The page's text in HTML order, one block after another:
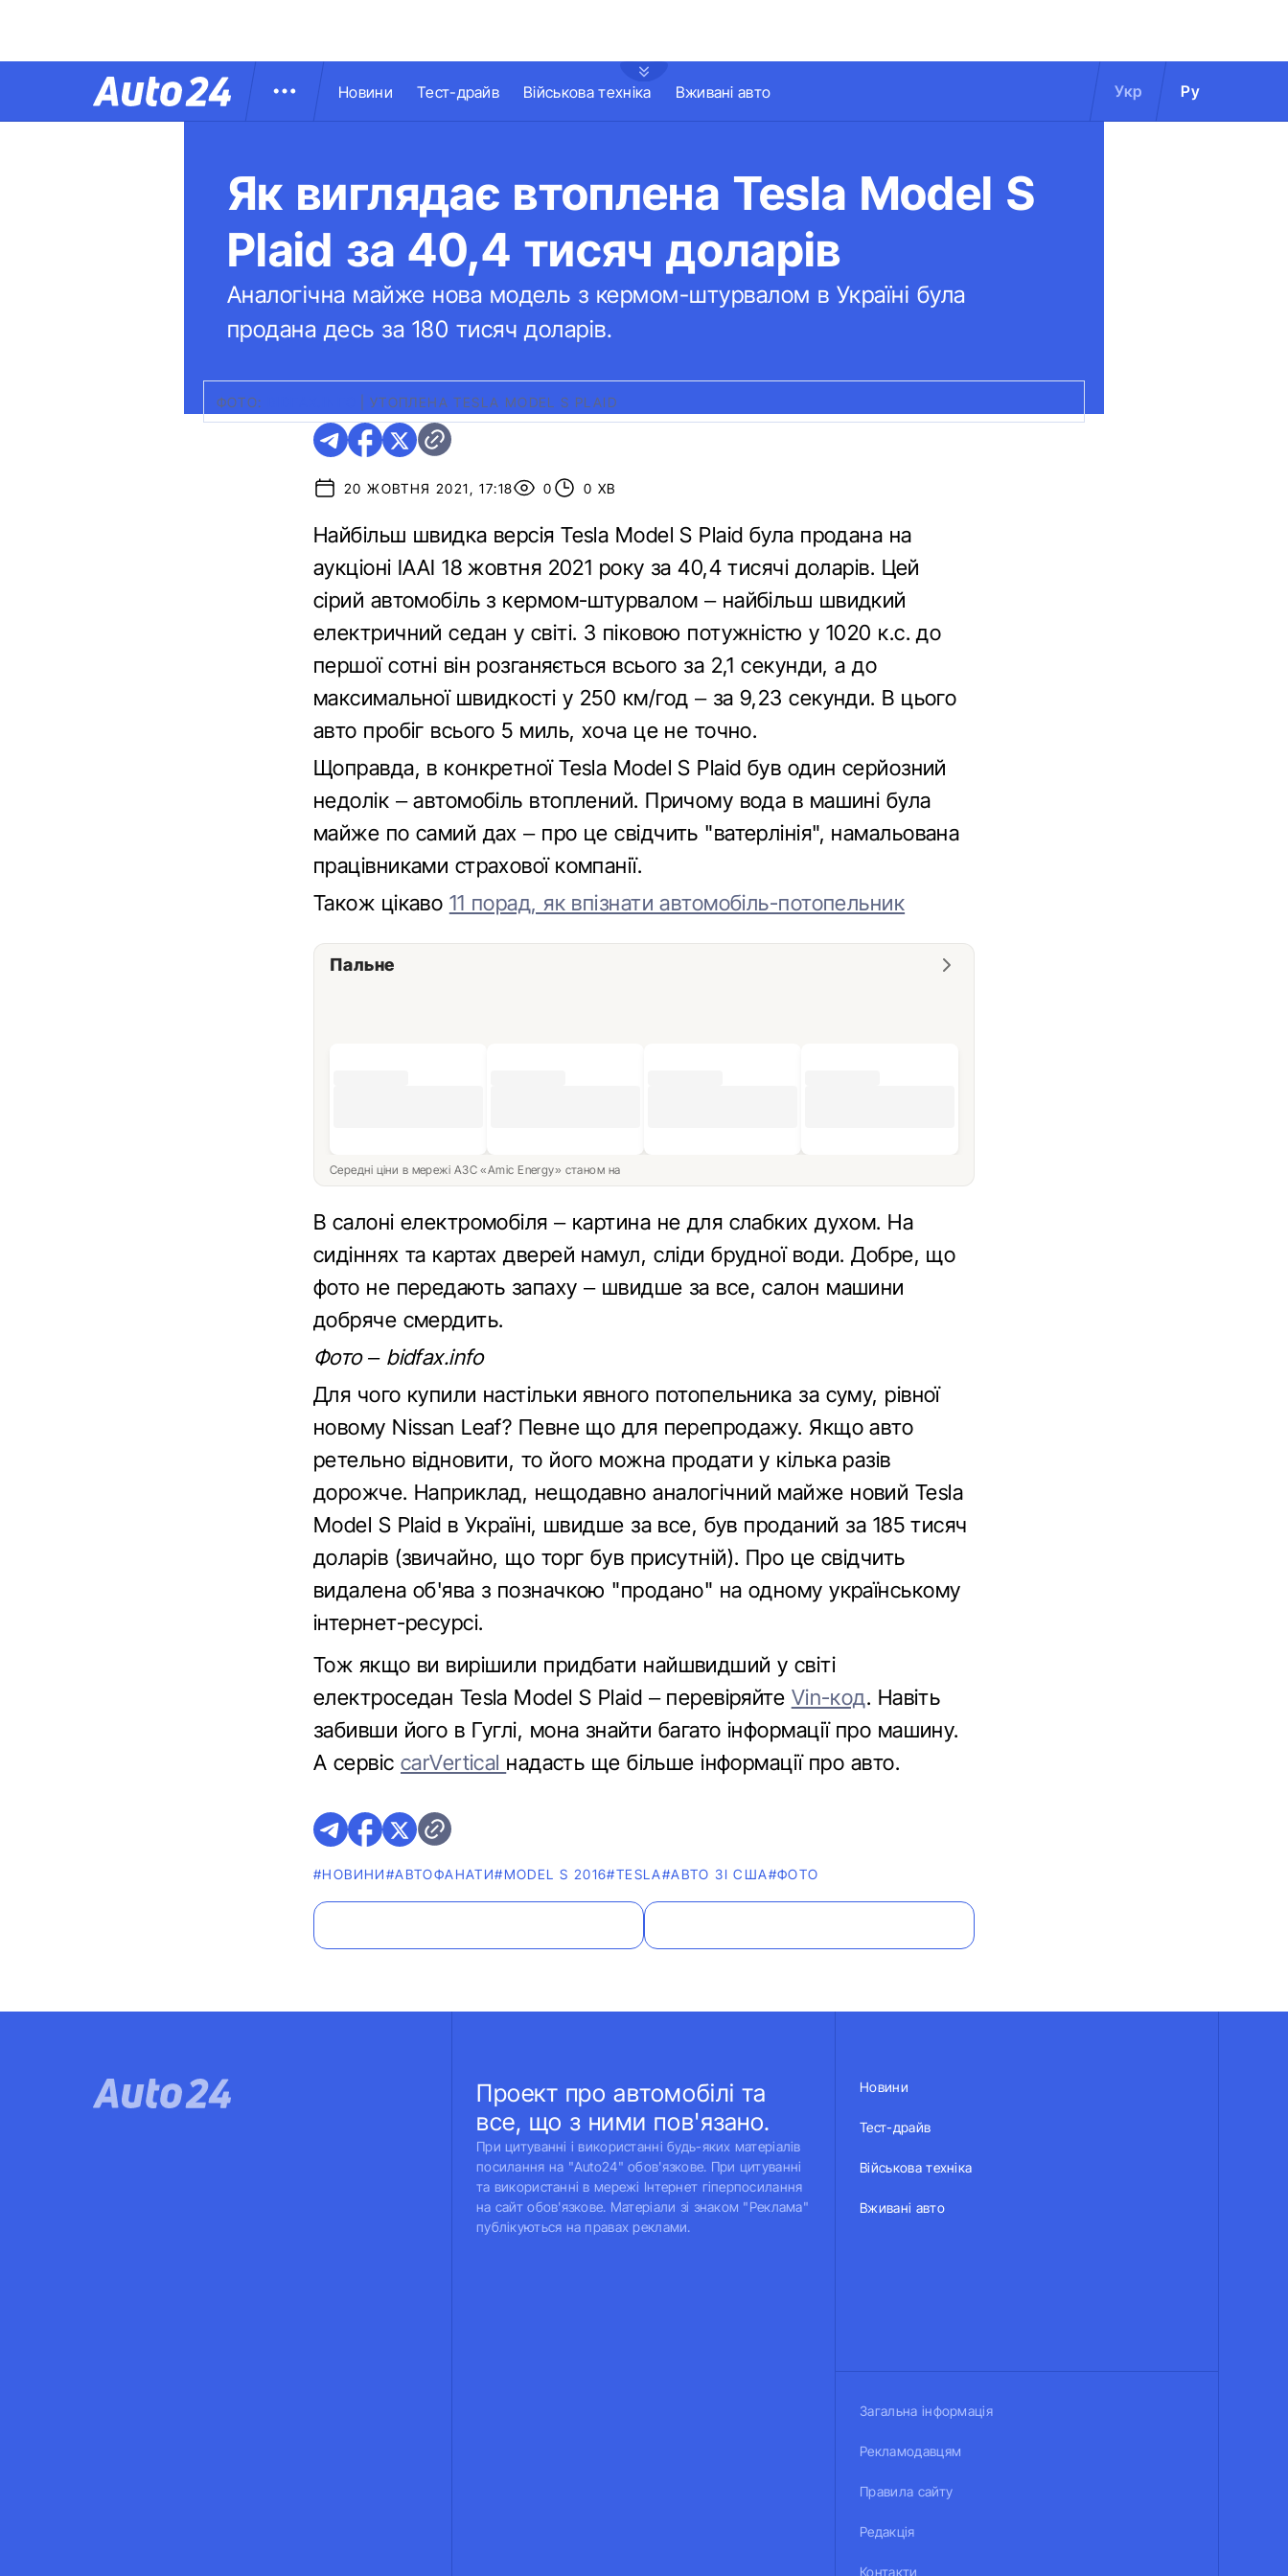
Новини Тест-драйв Військова техніка Вживані авто Укр Ру
Як виглядає втоплена Tesla Model S
Plaid за 40,4 тисяч доларів
Аналогічна майже нова модель з кермом-штурвалом в Україні була
продана десь за 180 тисяч доларів.
ФОТО: УТОПЛЕНА TESLA MODEL S PLAID
20 ЖОВТНЯ 2021, 17:18 0 0 ХВ
Найбільш швидка версія Tesla Model S Plaid була продана на
аукціоні IAAI 18 жовтня 2021 року за 40,4 тисячі доларів. Цей
сірий автомобіль з кермом-штурвалом – найбільш швидкий
електричний седан у світі. З піковою потужністю у 1020 к.с. до
першої сотні він розганяється всього за 2,1 секунди, а до
максимальної швидкості у 250 км/год – за 9,23 секунди. В цього
авто пробіг всього 5 миль, хоча це не точно.
Щоправда, в конкретної Tesla Model S Plaid був один серйозний
недолік – автомобіль втоплений. Причому вода в машині була
майже по самий дах – про це свідчить "ватерлінія", намальована
працівниками страхової компанії.
Також цікаво 11 порад, як впізнати автомобіль-потопельник
Пальне
Середні ціни в мережі АЗС «Amic Energy» станом на
В салоні електромобіля – картина не для слабких духом. На
сидіннях та картах дверей намул, сліди брудної води. Добре, що
фото не передають запаху – швидше за все, салон машини
добряче смердить.
Фото – bidfax.info
Для чого купили настільки явного потопельника за суму, рівної
новому Nissan Leaf? Певне що для перепродажу. Якщо авто
ретельно відновити, то його можна продати у кілька разів
дорожче. Наприклад, нещодавно аналогічний майже новий Tesla
Model S Plaid в Україні, швидше за все, був проданий за 185 тисяч
доларів (звичайно, що торг був присутній). Про це свідчить
видалена об'ява з позначкою "продано" на одному українському
інтернет-ресурсі.
Тож якщо ви вирішили придбати найшвидший у світі
електроседан Tesla Model S Plaid – перевіряйте Vin-код. Навіть
забивши його в Гуглі, мона знайти багато інформації про машину.
А сервіс carVertical надасть ще більше інформації про авто.
#НОВИНИ#АВТОФАНАТИ#MODEL S 2016#TESLA#АВТО ЗІ США#ФОТО
Проект про автомобілі та
все, що з ними пов'язано.
При цитуванні і використанні будь-яких матеріалів
посилання на "Auto24" обов'язкове. При цитуванні
та використанні в мережі Інтернет гіперпосилання
на сайт обов'язкове. Матеріали зі знаком "Реклама"
публікуються на правах реклами.
Новини
Тест-драйв
Військова техніка
Вживані авто
Загальна інформація
Рекламодавцям
Правила сайту
Редакція
Контакти